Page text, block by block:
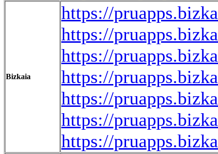
Bizkaia
https://
https://
https://
https://
https://
https://
https://